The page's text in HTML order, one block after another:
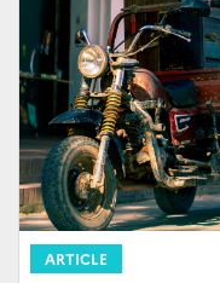
ARTICLE